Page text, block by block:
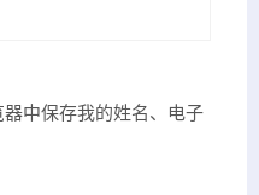
器中保存我的姓名、电子